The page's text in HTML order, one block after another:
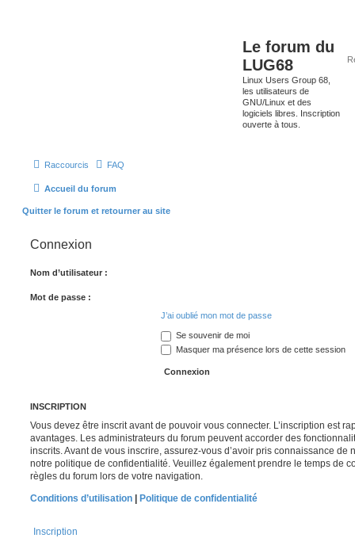
Le forum du
LUG68
Linux Users Group 68,
les utilisateurs de
GNU/Linux et des
logiciels libres. Inscription
ouverte à tous.
Raccourcis FAQ
Accueil du forum
Quitter le forum et retourner au site
Connexion
Nom d’utilisateur :
Mot de passe :
J’ai oublié mon mot de passe
Se souvenir de moi
Masquer ma présence lors de cette session
INSCRIPTION
Vous devez être inscrit avant de pouvoir vous connecter. L’inscription est
avantages. Les administrateurs du forum peuvent accorder des
inscrits. Avant de vous inscrire, assurez-vous d’avoir pris connaissance de
notre politique de confidentialité. Veuillez également prendre le temps de
règles du forum lors de votre navigation.
Conditions d’utilisation | Politique de confidentialité
Inscription